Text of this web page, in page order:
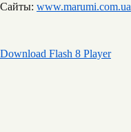
Сайты: www.marumi.com.ua
Download Flash 8 Player